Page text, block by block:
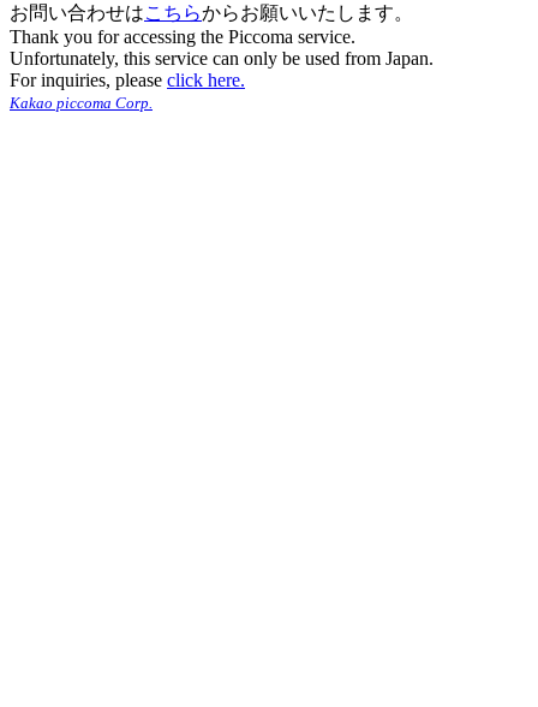
お問い合わせはこちらからお願いいたします。
Thank you for accessing the Piccoma service.
Unfortunately, this service can only be used from Japan.
For inquiries, please click here.
Kakao piccoma Corp.